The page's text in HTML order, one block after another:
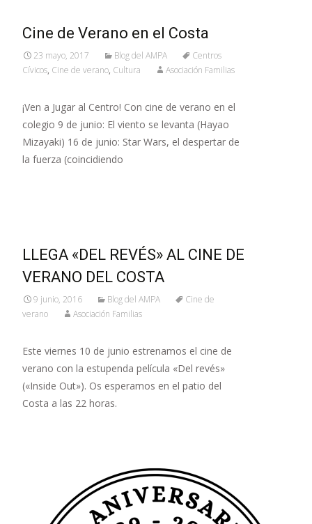
Cine de Verano en el Costa
23 mayo, 2017 Blog del AMPA
Centros
Cívicos, Cine de verano, Cultura Asociación Familias
¡Ven a Jugar al Centro! Con cine de verano en el
colegio 9 de junio: El viento se levanta (Hayao
Mizayaki) 16 de junio: Star Wars, el despertar de
la fuerza (coincidiendo
LLEGA «DEL REVÉS» AL CINE DE
VERANO DEL COSTA
9 junio, 2016 Blog del AMPA
Cine de
verano
Asociación Familias
Este viernes 10 de junio estrenamos el cine de
verano con la estupenda película «Del revés»
(«Inside Out»). Os esperamos en el patio del
Costa a las 22 horas.